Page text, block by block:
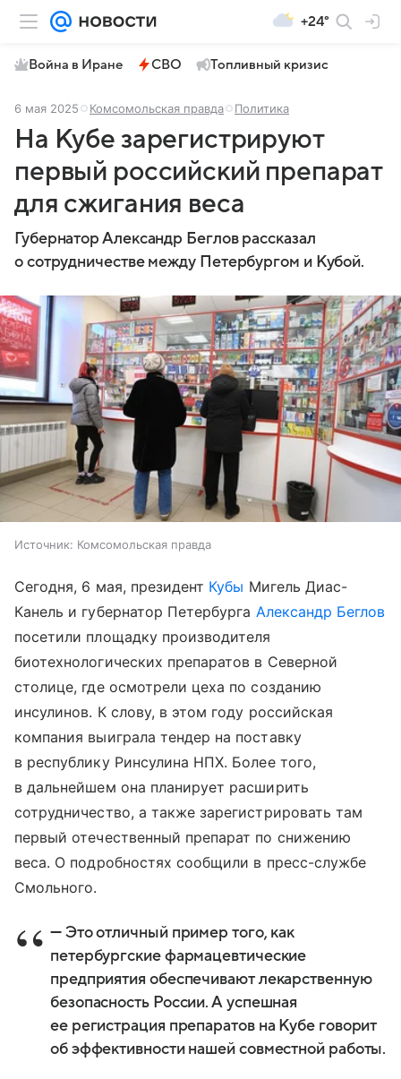
+24°
Война в Иране СВО Топливный кризис
6 мая 2025 Комсомольская правда Политика
На Кубе зарегистрируют
первый российский препарат
для сжигания веса
Губернатор Александр Беглов рассказал
о сотрудничестве между Петербургом и Кубой.
Источник: Комсомольская правда
Сегодня, 6 мая, президент Кубы Мигель Диас-
Канель и губернатор Петербурга Александр Беглов
посетили площадку производителя
биотехнологических препаратов в Северной
столице, где осмотрели цеха по созданию
инсулинов. К слову, в этом году российская
компания выиграла тендер на поставку
в республику Ринсулина НПХ. Более того,
в дальнейшем она планирует расширить
сотрудничество, а также зарегистрировать там
первый отечественный препарат по снижению
веса. О подробностях сообщили в пресс-службе
Смольного.
— Это отличный пример того, как
петербургские фармацевтические
предприятия обеспечивают лекарственную
безопасность России. А успешная
ее регистрация препаратов на Кубе говорит
об эффективности нашей совместной работы.